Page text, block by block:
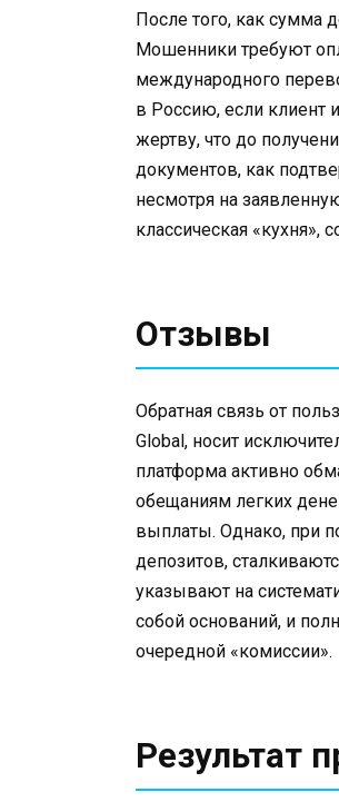
После того, как сумма
Мошенники требуют
международного
в Россию, если клиент
жертву, что до
документов, как
несмотря на
классическая «кухня»,
Отзывы
Обратная связь от
Global, носит
платформа активно
обещаниям легких
выплаты. Однако, при
депозитов,
указывают на
собой оснований, и
очередной «комиссии».
Результат